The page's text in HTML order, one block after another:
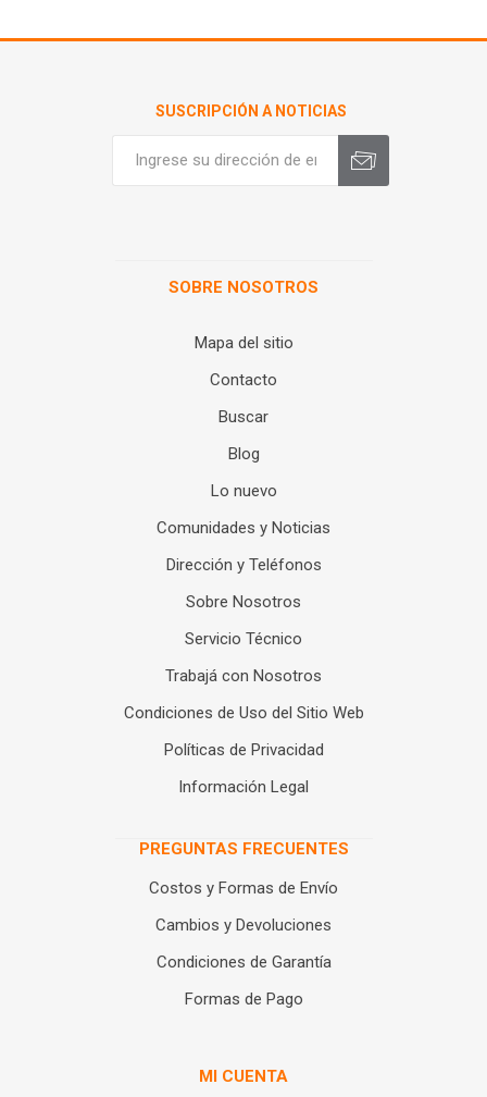
SUSCRIPCIÓN A NOTICIAS
SOBRE NOSOTROS
Mapa del sitio
Contacto
Buscar
Blog
Lo nuevo
Comunidades y Noticias
Dirección y Teléfonos
Sobre Nosotros
Servicio Técnico
Trabajá con Nosotros
Condiciones de Uso del Sitio Web
Políticas de Privacidad
Información Legal
PREGUNTAS FRECUENTES
Costos y Formas de Envío
Cambios y Devoluciones
Condiciones de Garantía
Formas de Pago
MI CUENTA